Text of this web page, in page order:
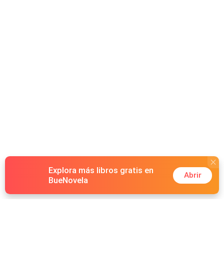
Explora más libros gratis en
BueNovela
Abrir